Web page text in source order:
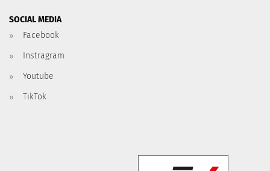
SOCIAL MEDIA
Facebook
Instragram
Youtube
TikTok